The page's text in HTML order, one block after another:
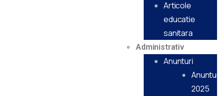
Articole
educatie
sanitara
Administrativ
Anunturi
Anunturi
2025